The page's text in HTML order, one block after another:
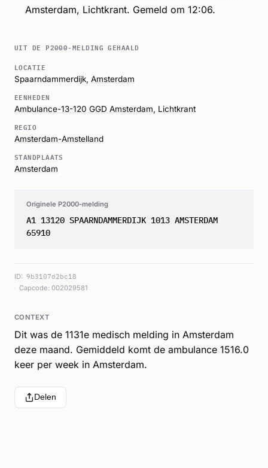
Amsterdam, Lichtkrant. Gemeld om 12:06.
UIT DE P2000-MELDING GEHAALD
LOCATIE
Spaarndammerdijk, Amsterdam
EENHEDEN
Ambulance-13-120 GGD Amsterdam Lichtkrant
REGIO
Amsterdam-Amstelland
STANDPLAATS
Amsterdam
Originele P2000-melding
A1 13120 SPAARNDAMMERDIJK 1013 AMSTERDAM
65910
ID: 9b3107d2bc18
Capcode: 002029581
CONTEXT
Dit was de 1131e medisch melding in Amsterdam
deze maand. Gemiddeld komt de ambulance 1516.0
keer per week in Amsterdam.
Delen